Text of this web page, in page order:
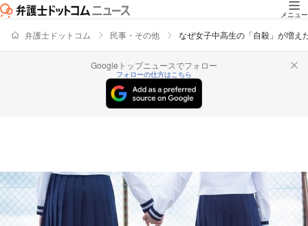
メニュー
弁護士ドットコム 民事・その他 なぜ女子中高生の「自殺」が増え
Googleトップニュースでフォロー
フォローの仕方はこちら